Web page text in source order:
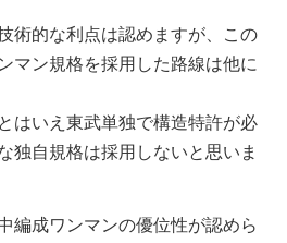
術的な利点は認めますが、この
マン規格を採用した路線は他に
はいえ東武単独で構造特許が必
独自規格は採用しないと思いま
編成ワンマンの優位性が認めら